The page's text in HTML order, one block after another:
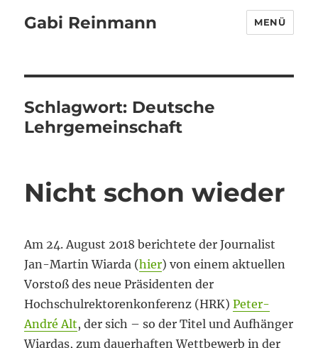
Gabi Reinmann MENÜ
Schlagwort: Deutsche
Lehrgemeinschaft
Nicht schon wieder
Am 24. August 2018 berichtete der Journalist
Jan-Martin Wiarda (hier) von einem aktuellen
Vorstoß des neue Präsidenten der
Hochschulrektorenkonferenz (HRK)Peter-
André Alt, der sich – so der Titel und Aufhänger
Wiardas, zum dauerhaften Wettbewerb in der